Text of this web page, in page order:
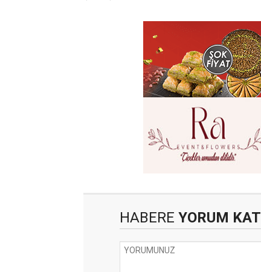
HABERE YORUM KAT